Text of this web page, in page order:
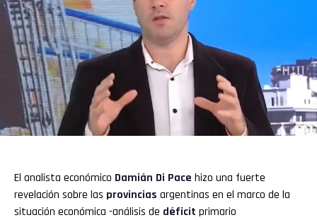
El analista económico Damián Di Pace hizo una fuerte
revelación sobre las provincias argentinas en el marco de la
situación económica -análisis de déficit primario